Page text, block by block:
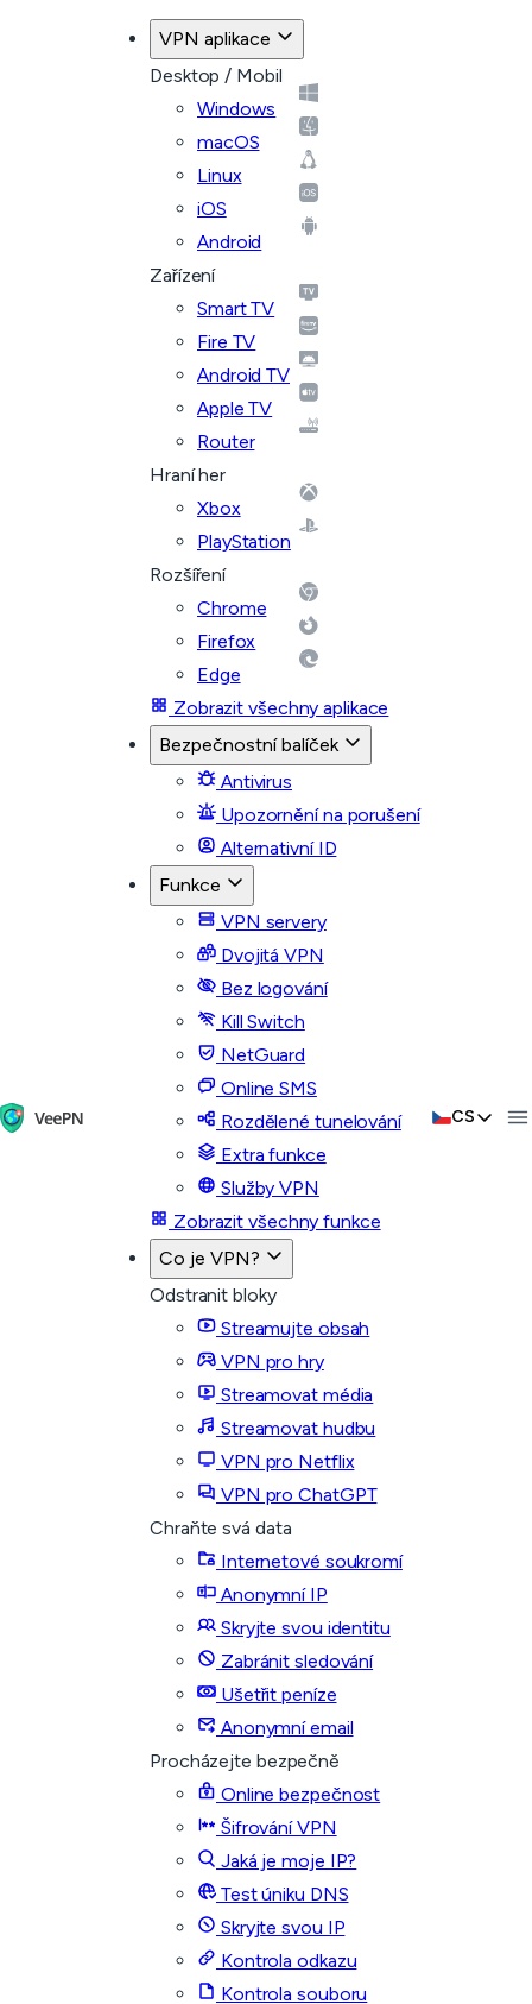
VPN aplikace
Desktop / Mobil
Windows
macOS
Linux
iOS
Android
Zařízení
Smart TV
Fire TV
Android TV
Apple TV
Router
Hraní her
Xbox
PlayStation
Rozšíření
Chrome
Firefox
Edge
Zobrazit všechny aplikace
Bezpečnostní balíček
Antivirus
Upozornění na porušení
Alternativní ID
Funkce
VPN servery
Dvojitá VPN
Bez logování
Kill Switch
NetGuard
Online SMS
Rozdělené tunelování
Extra funkce
Služby VPN
Zobrazit všechny funkce
Co je VPN?
Odstranit bloky
Streamujte obsah
VPN pro hry
Streamovat média
Streamovat hudbu
VPN pro Netflix
VPN pro ChatGPT
Chraňte svá data
Internetové soukromí
Anonymní IP
Skryjte svou identitu
Zabránit sledování
Ušetřit peníze
Anonymní email
Procházejte bezpečně
Online bezpečnost
Šifrování VPN
Jaká je moje IP?
Test úniku DNS
Skryjte svou IP
Kontrola odkazu
Kontrola souboru
CS